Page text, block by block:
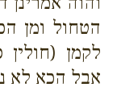
הטחול ומן
לקמן
אבל הכא לא